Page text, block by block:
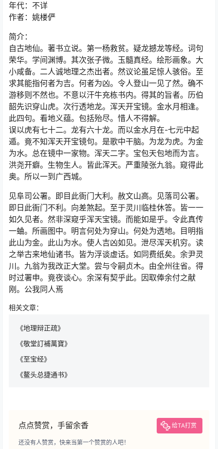
年代：不详
作者：姚楼俨
简介：
自古地仙。著书立说。第一杨救贫。疑龙撼龙等经。词句
荣华。学间渊博。其次张子微。玉髓真经。绘形画象。大
小咸备。二人诚地理之杰出者。然议论虽足惊人骇俗。至
求其能指何者为吉。何者为凶。令人登山一见了然。确不
游移则不然也。不意以汗牛充栋书内。得其的旨者。历伯
韶先识穿山虎。次行透地龙。浑天开宝镜。金水月相逢。
此四句。看地义蕴。包括殆尽。惜人不得解。
误以虎有七十二。龙有六十龙。而以金水月在-七元中起
遁。竟不知浑天开宝镜句。是歌中干脑。为龙为虎。为金
为水。总在镜中一家物。浑天二字。宝包天包地而为言。
洪尧开癖。生物生人。皆此浑天。严重陵张九翁。窥得此
奥。所以一到广西城。
见阜司公署。即目此衙门大利。赦文山高。见落司公署。
即日此衙门不利。向差煞起。至于灵川临桂休答。皆一一
如久见者。然非深窥乎浑天宝镜。而能如是乎。令此真传
一蛐。所画图中。明言何处为穿山。何处为透地。目明指
此山为金。此山为水。使人吉凶如见。泄尽浑天机穷。读
之举古来地仙诸书。皆为浮谈虚话。如同费纸矣。余尹灵
川。九翁为我改正大堂。尝与令嗣贞木。由全州往省。得
时过署申。竟夜谈心。余深有契乎此。因取俸余付之献
刚。公我同人焉
相关文章：
《地理辩正疏》
《敬堂訂補萬寶》
《至宝经》
《鳌头总捷通书》
点点赞赏，手留余香 给TA打赏
还没有人赞赏，快来当第一个赞赏的人吧！